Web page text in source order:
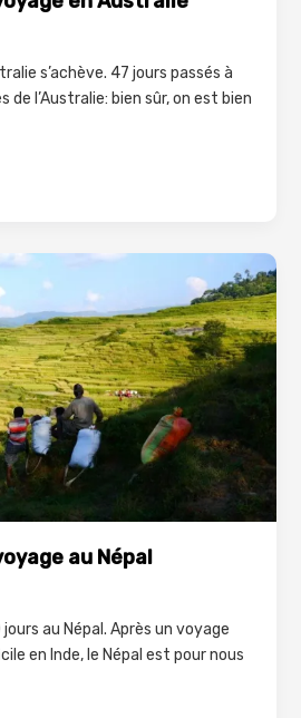
s’achève. 47 jours passés à
de l’Australie: bien sûr, on est bien
au Népal
au Népal. Après un voyage
en Inde, le Népal est pour nous